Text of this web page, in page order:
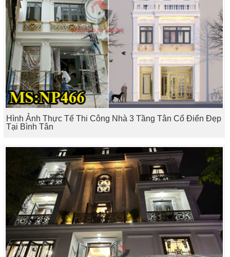
Hình Ảnh Thực Tế Thi Công Nhà 3 Tầng Tân Cổ Điển Đẹp
Tại Bình Tân